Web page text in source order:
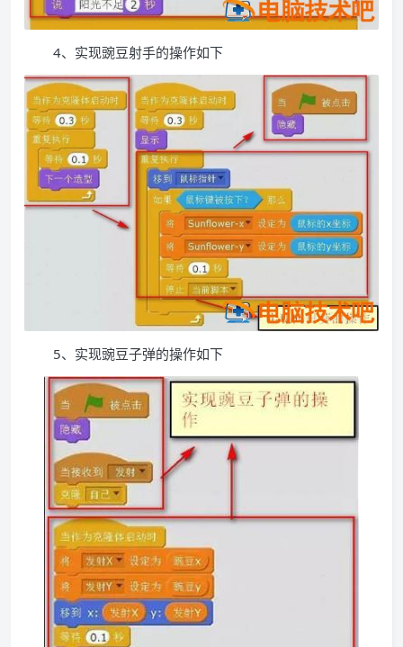
4、实现豌豆射手的操作如下
5、实现豌豆子弹的操作如下